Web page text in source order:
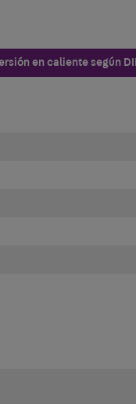
en caliente según DIN